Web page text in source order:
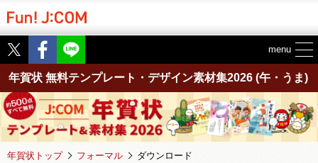
Twitter Facebook
menu
年賀状 無料テンプレート・デザイン素材集2026 (午・うま)
年賀状トップ フォーマル ダウンロード